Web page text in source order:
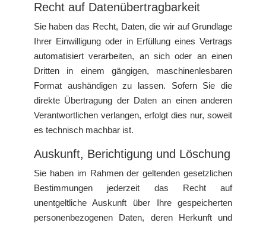
Recht auf Daten­übertrag­barkeit
Sie haben das Recht, Daten, die wir auf Grundlage
Ihrer Einwilligung oder in Erfüllung eines Vertrags
automatisiert verarbeiten, an sich oder an einen
Dritten in einem gängigen, maschinenlesbaren
Format aushändigen zu lassen. Sofern Sie die
direkte Übertragung der Daten an einen anderen
Verantwortlichen verlangen, erfolgt dies nur, soweit
es technisch machbar ist.
Auskunft, Berichtigung und Löschung
Sie haben im Rahmen der geltenden gesetzlichen
Bestimmungen jederzeit das Recht auf
unentgeltliche Auskunft über Ihre gespeicherten
personenbezogenen Daten, deren Herkunft und